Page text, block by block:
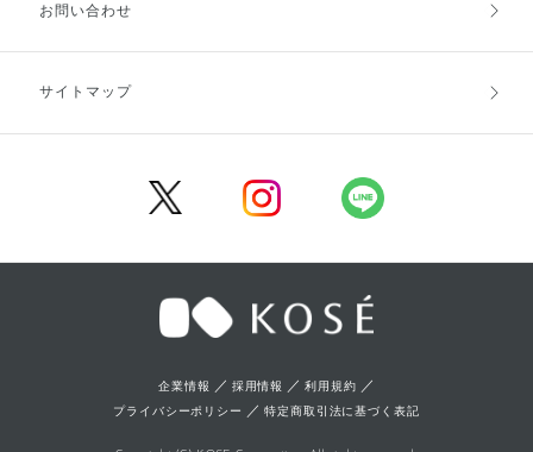
お支払方法
キャンセル・返品・交換
お問い合わせ
サイトマップ
企業情報 ／ 採用情報 ／利用規約 ／
プライバシーポリシー ／特定商取引法に基づく表記